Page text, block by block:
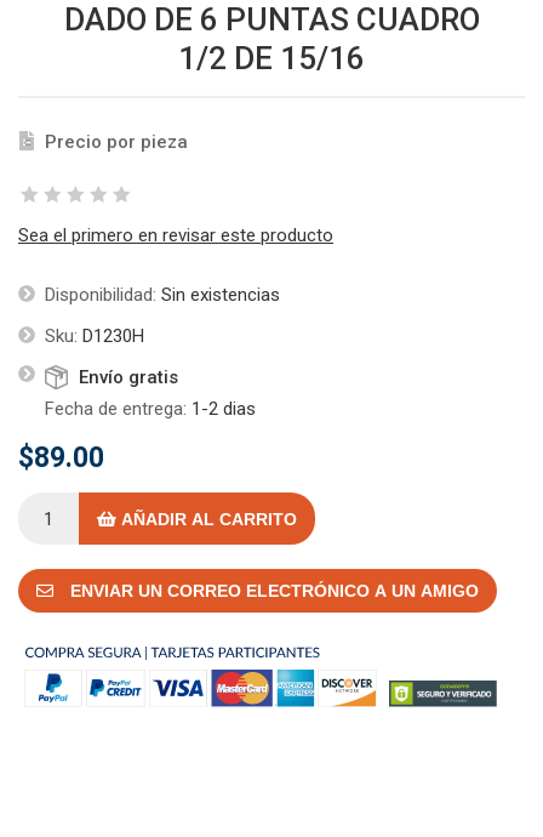
DADO DE 6 PUNTAS CUADRO
1/2 DE 15/16
Precio por pieza
Sea el primero en revisar este producto
Disponibilidad: Sin existencias
Sku: D1230H
Envío gratis
Fecha de entrega: 1-2 dias
$89.00
AÑADIR AL CARRITO
ENVIAR UN CORREO ELECTRÓNICO A UN AMIGO